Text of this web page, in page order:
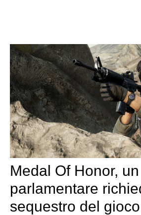
Medal Of Honor, un
parlamentare
sequestro del